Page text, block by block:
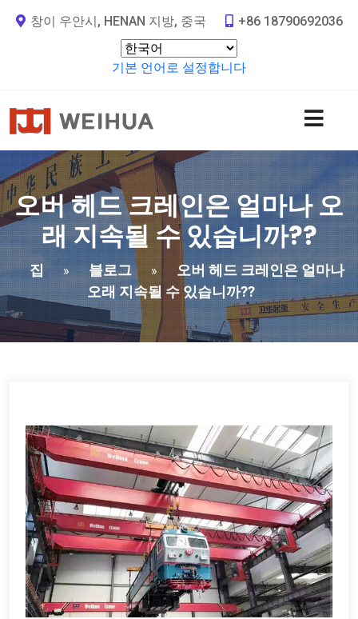
창이 우안시, HENAN 지방, 중국 +86 18790692036
기본 언어로 설정합니다
오버 헤드 크레인은 얼마나 오
래 지속될 수 있습니까??
집 » 블로그 »
오버 헤드 크레인은 얼마나
오래 지속될 수 있습니까??